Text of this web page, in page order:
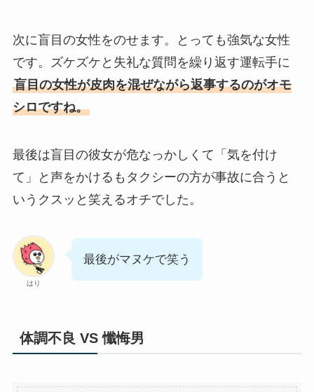
次に盲目の女性をのせます。とっても強気な女性
です。ズケズケと失礼な質問を繰り返す運転手に
盲目の女性が皮肉を混ぜながら返事するのがオモ
シロですね。
最後は盲目の彼女が危なっかしくて「気を付け
て」と声をかけるもタクシーの方が事故に合うと
いうクスッと笑えるオチでした。
はり
最後がマヌケで笑う
体調不良 VS 懺悔男